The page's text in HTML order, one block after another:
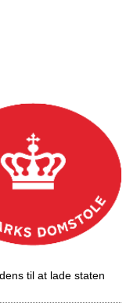
til at lade staten